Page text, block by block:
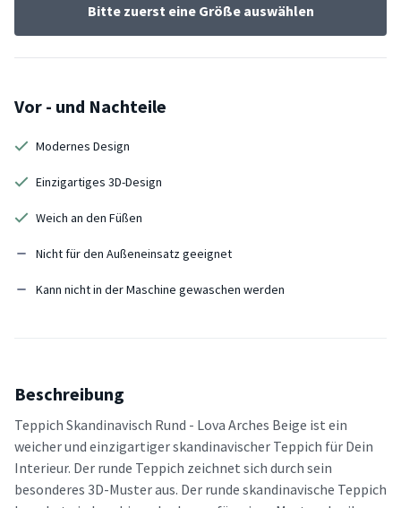
Bitte zuerst eine Größe auswählen
Vor - und Nachteile
Modernes Design
Einzigartiges 3D-Design
Weich an den Füßen
Nicht für den Außeneinsatz geeignet
Kann nicht in der Maschine gewaschen werden
Beschreibung
Teppich Skandinavisch Rund - Lova Arches Beige ist ein
weicher und einzigartiger skandinavischer Teppich für Dein
Interieur. Der runde Teppich zeichnet sich durch sein
besonderes 3D-Muster aus. Der runde skandinavische Teppich